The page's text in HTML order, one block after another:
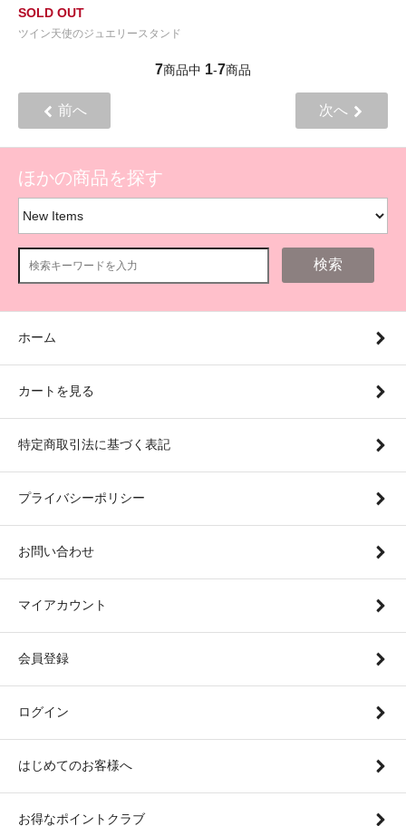
SOLD OUT
ツイン天使のジュエリースタンド
7商品中 1-7商品
前へ 次へ
ほかの商品を探す
検索
ホーム
カートを見る
特定商取引法に基づく表記
プライバシーポリシー
お問い合わせ
マイアカウント
会員登録
ログイン
はじめてのお客様へ
お得なポイントクラブ